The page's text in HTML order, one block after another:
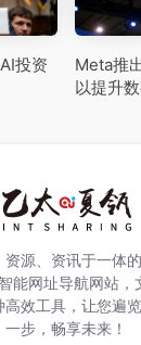
投资
Meta推
以提升
源、资讯于一体
能网址导航网站，
效工具，让您遍
一步，畅享未来！